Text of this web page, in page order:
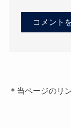
＊当ページのリ